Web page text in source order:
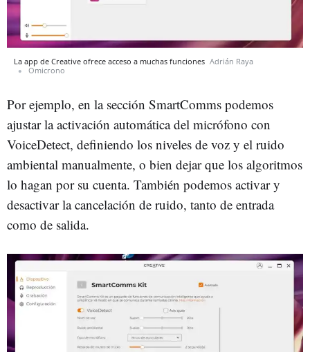
La app de Creative ofrece acceso a muchas funciones Adrián Raya
Omicrono
Por ejemplo, en la sección SmartComms podemos
ajustar la activación automática del micrófono con
VoiceDetect, definiendo los niveles de voz y el ruido
ambiental manualmente, o bien dejar que los algoritmos
lo hagan por su cuenta. También podemos activar y
desactivar la cancelación de ruido, tanto de entrada
como de salida.